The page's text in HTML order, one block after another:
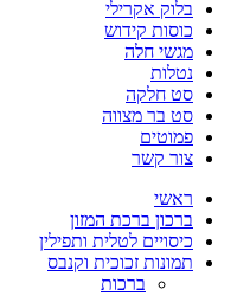
בלוק אקרילי
כוסות קידוש
מגשי חלה
נטלות
סט חלקה
סט בר מצווה
פמוטים
צור קשר
ראשי
ברכון ברכת המזון
כיסויים לטלית ותפילין
תמונות זכוכית וקנבס
ברכות